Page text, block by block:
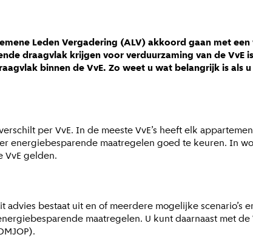
Leden Vergadering (ALV) akkoord gaan met
draagvlak krijgen voor verduurzaming van de VvE
binnen de VvE. Zo weet u wat belangrijk is als
per VvE. In de meeste VvE’s heeft elk
energiebesparende maatregelen goed te keuren. In
gelden.
bestaat uit en of meerdere mogelijke scenario’s
maatregelen. U kunt daarnaast met